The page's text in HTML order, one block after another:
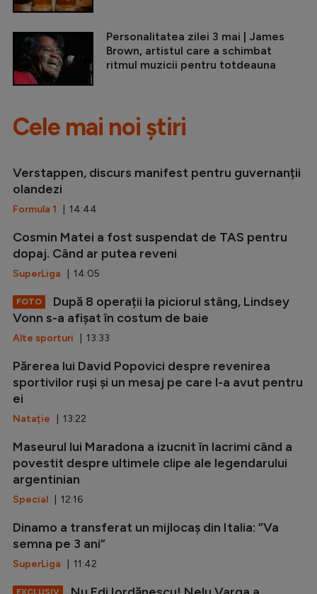
Personalitatea zilei 3 mai | James
Brown, artistul care a schimbat
ritmul muzicii pentru totdeauna
Cele mai noi știri
Verstappen, discurs manifest pentru guvernanții
olandezi
Formula 1 | 14:44
Cosmin Matei a fost suspendat de TAS pentru
dopaj. Când ar putea reveni
SuperLiga | 14:05
FOTO
După 8 operații la piciorul stâng, Lindsey
Vonn s-a afișat în costum de baie
Alte sporturi | 13:33
Părerea lui David Popovici despre revenirea
sportivilor ruși și un mesaj pe care l-a avut pentru
ei
Natație | 13:22
Maseurul lui Maradona a izucnit în lacrimi când a
povestit despre ultimele clipe ale legendarului
argentinian
Special | 12:16
Dinamo a transferat un mijlocaș din Italia: ”Va
semna pe 3 ani”
SuperLiga | 11:42